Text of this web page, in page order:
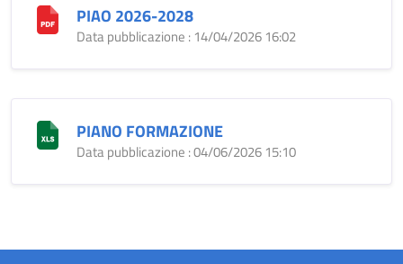
PIAO 2026-2028
Data pubblicazione : 14/04/2026 16:02
PIANO FORMAZIONE
Data pubblicazione : 04/06/2026 15:10